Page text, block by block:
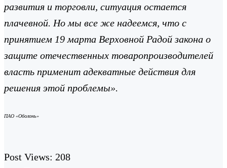
развития и торговли, ситуация остается
плачевной. Но мы все же надеемся, что с
принятием 19 марта Верховной Радой закона о
защите отечественных товаропроизводителей
власть применит адекватные действия для
решения этой проблемы».
ПАО «Оболонь»
Post Views: 208